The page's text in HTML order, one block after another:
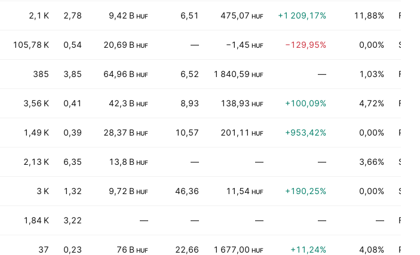
2,1 K 2,78 9,42 B HUF 6,51 475,07 HUF +1 209,17% 11,88%
105,78 K 0,54 20,69 B HUF — −1,45 HUF −129,95% 0,00%
385 3,85 64,96 B HUF 6,52 1 840,59 HUF — 1,03%
3,56 K 0,41 42,3 B HUF 8,93 138,93 HUF +100,09% 4,72%
1,49 K 0,39 28,37 B HUF 10,57 201,11 HUF +953,42% 0,00%
2,13 K 6,35 13,8 B HUF — — — 3,66%
3 K 1,32 9,72 B HUF 46,36 11,54 HUF +190,25% 0,00%
1,84 K 3,22 — — — — —
37 0,23 76 B HUF 22,66 1 677,00 HUF +11,24% 4,08%